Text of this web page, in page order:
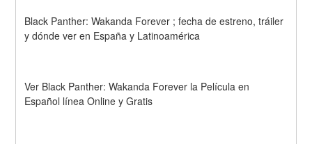
Black Panther: Wakanda Forever ; fecha de estreno, tráiler
y dónde ver en España y Latinoamérica
Ver Black Panther: Wakanda Forever la Película en
Español línea Online y Gratis